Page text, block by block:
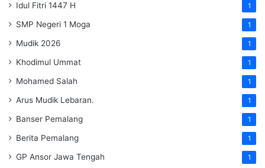
Idul Fitri 1447 H 1
SMP Negeri 1 Moga 1
Mudik 2026 1
Khodimul Ummat 1
Mohamed Salah 1
Arus Mudik Lebaran. 1
Banser Pemalang 1
Berita Pemalang 1
GP Ansor Jawa Tengah 1